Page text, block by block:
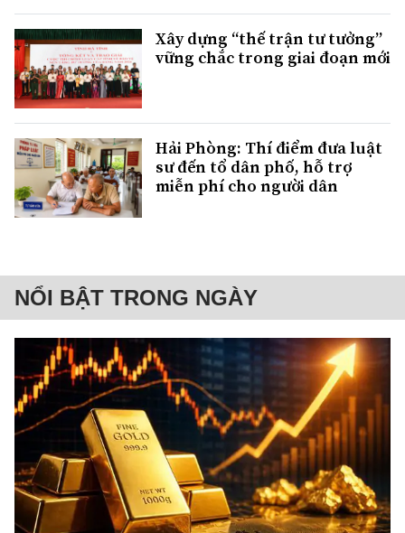
Xây dựng “thế trận tư tưởng”
vững chắc trong giai đoạn mới
Hải Phòng: Thí điểm đưa luật
sư đến tổ dân phố, hỗ trợ
miễn phí cho người dân
NỔI BẬT TRONG NGÀY